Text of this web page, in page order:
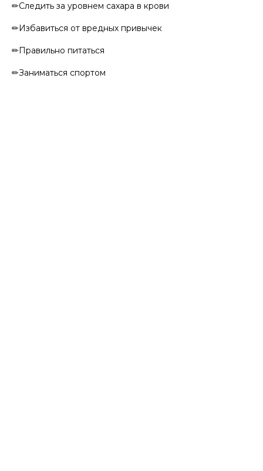
✏Следить за уровнем сахара в крови
✏Избавиться от вредных привычек
✏Правильно питаться
✏Заниматься спортом